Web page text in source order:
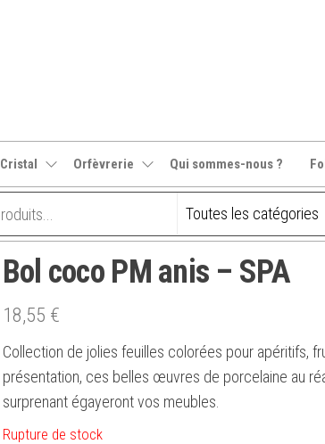
Cristal Orfèvrerie Qui sommes-nous ?
Bol coco PM anis – SPA
18,55 €
Collection de jolies feuilles colorées pour apéritifs,
présentation, ces belles œuvres de porcelaine au
surprenant égayeront vos meubles.
Rupture de stock